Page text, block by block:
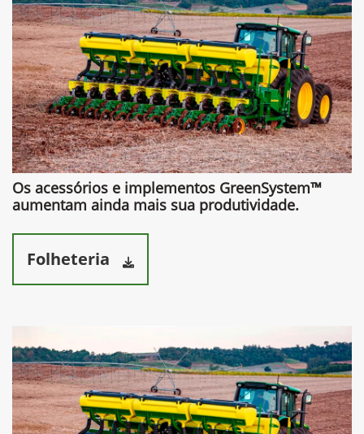
Os acessórios e implementos GreenSystem™
aumentam ainda mais sua produtividade.​
Folheteria